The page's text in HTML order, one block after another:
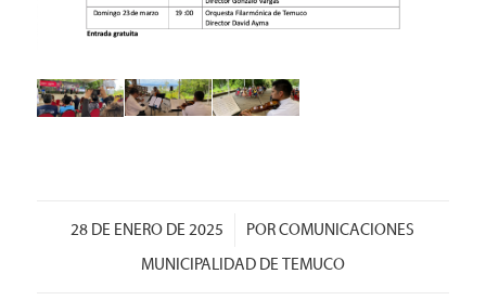
28 DE ENERO DE 2025
/ PORCOMUNICACIONES
MUNICIPALIDAD DE TEMUCO